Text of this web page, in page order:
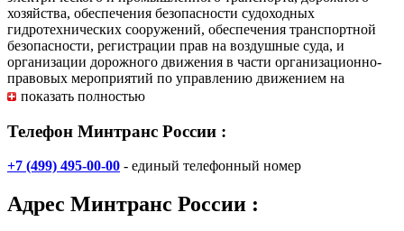
хозяйства, обеспечения безопасности судоходных
гидротехнических сооружений, обеспечения транспортной
безопасности, регистрации прав на воздушные суда, и
организации дорожного движения в части организационно-
правовых мероприятий по управлению движением на
автодорогах.
Департаменты Министерства транспорта Российской
Федерации
гражданской авиации
показать полностью
Телефон Минтранс России :
+7 (499) 495-00-00 - единый телефонный номер
Адрес Минтранс России :